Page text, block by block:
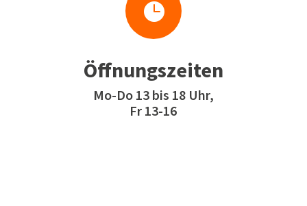

Öffnungszeiten
Mo-Do 13 bis 18 Uhr,
Fr 13-16